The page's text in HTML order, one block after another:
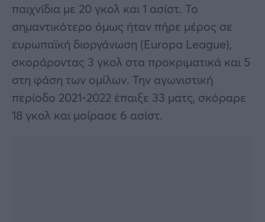
παιχνίδια με 20 γκολ και 1 ασίστ. Το
σημαντικότερο όμως ήταν πήρε μέρος σε
ευρωπαϊκή διοργάνωση (Europa League),
σκοράροντας 3 γκολ στα προκριματικά και 5
στη φάση των ομίλων. Την αγωνιστική
περίοδο 2021-2022 έπαιξε 33 ματς, σκόραρε
18 γκολ και μοίρασε 6 ασίστ.